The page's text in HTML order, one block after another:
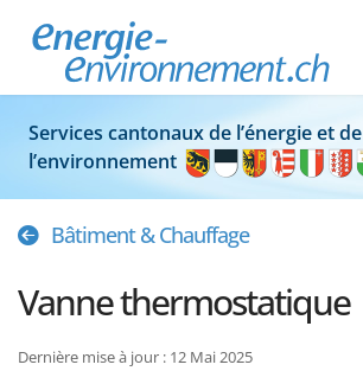
Services cantonaux de l’énergie et de
l’environnement
Bâtiment & Chauffage
Vanne thermostatique
Dernière mise à jour : 12 Mai 2025